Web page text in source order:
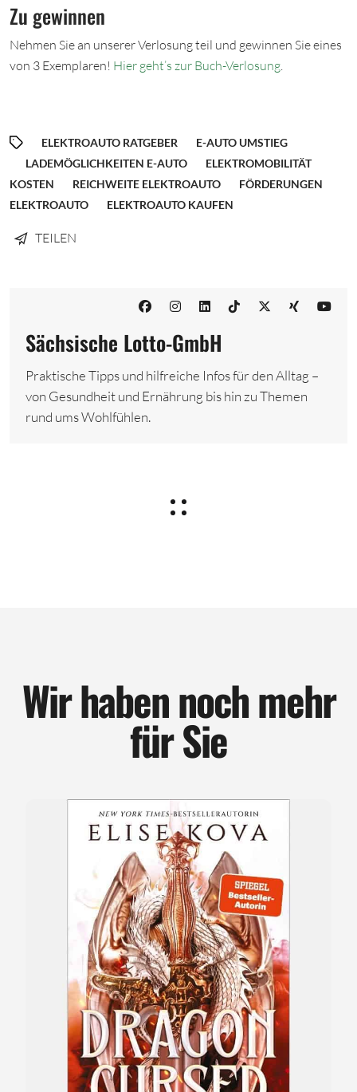
Zu gewinnen
Nehmen Sie an unserer Verlosung teil und gewinnen Sie eines
von 3 Exemplaren! Hier geht’s zur Buch-Verlosung
ELEKTROAUTO RATGEBER
E-AUTO UMSTIEG
LADEMÖGLICHKEITEN E-AUTO
ELEKTROMOBILITÄT
KOSTEN
REICHWEITE ELEKTROAUTO
FÖRDERUNGEN
ELEKTROAUTO
ELEKTROAUTO KAUFEN
TEILEN
Sächsische Lotto-GmbH
Praktische Tipps und hilfreiche Infos für den Alltag –
von Gesundheit und Ernährung bis hin zu Themen
rund ums Wohlfühlen.
Wir haben noch mehr
für Sie